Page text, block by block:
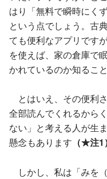
はり「無料で瞬時にく
という点でしょう。古
ても便利なアプリです
を使えば、家の倉庫で
かれているのか知るこ
とはいえ、その便利
全部読んでくれるから
ない」と考える人が生
懸念もあります （★注1）
しかし、私は「みを